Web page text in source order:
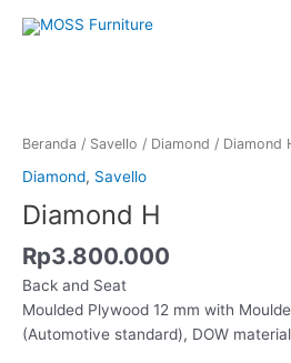
Beranda / Savello / Diamond / Diamond
Diamond, Savello
Diamond H
Rp3.800.000
Back and Seat
Moulded Plywood 12 mm with
(Automotive standard), DOW
H